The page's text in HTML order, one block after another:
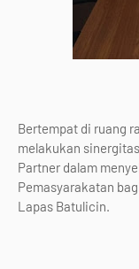
Bertempat di ruang
melakukan
Partner dalam
Pemasyarakatan
Lapas Batulicin.